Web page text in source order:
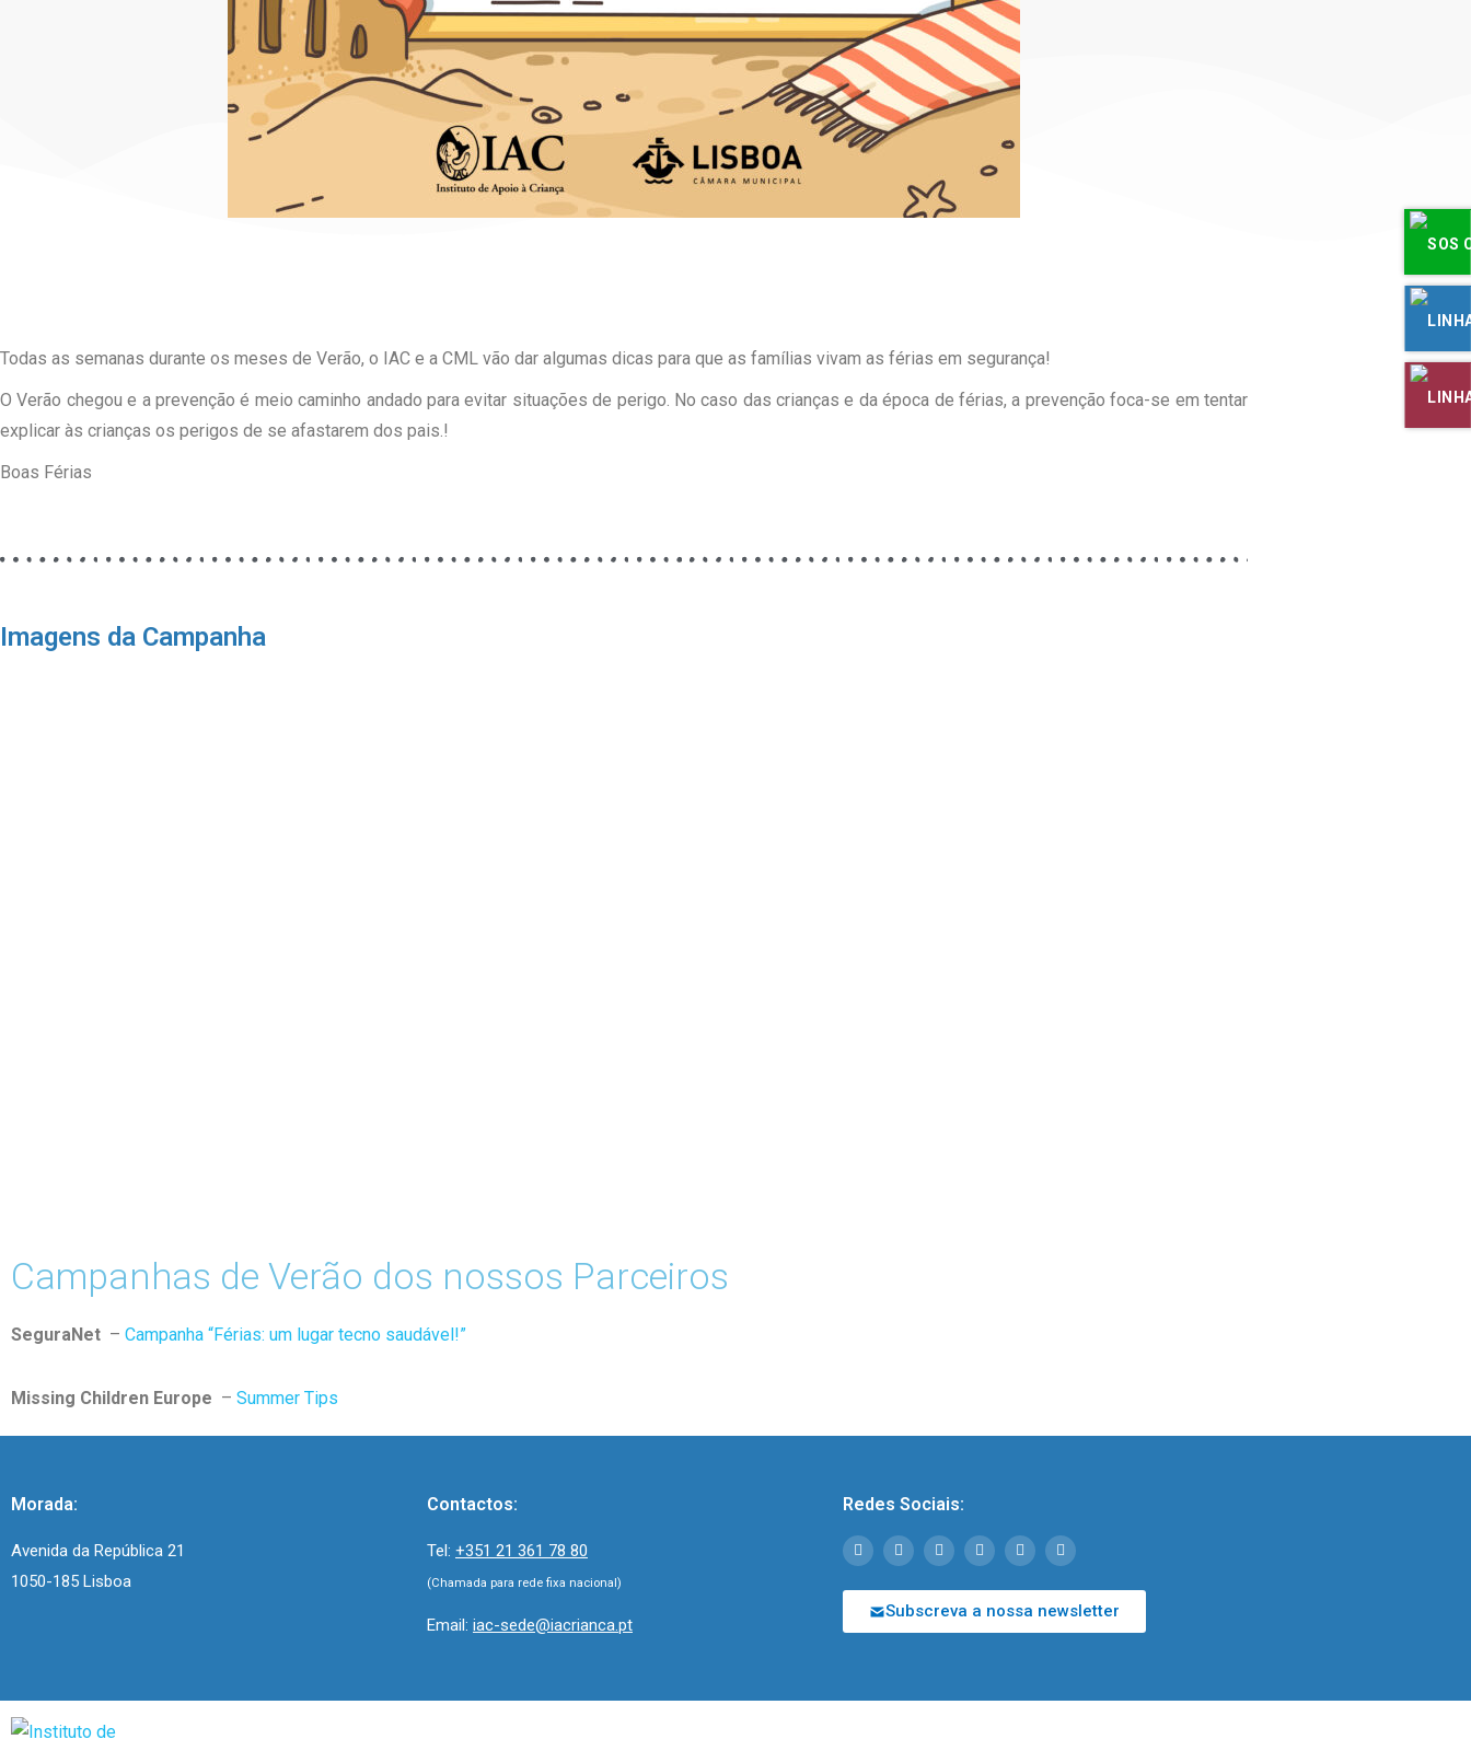
Todas as semanas durante os meses de Verão, o IAC e a CML vão dar algumas dicas para que as famílias vivam as férias em segurança!⁠
O Verão chegou e a prevenção é meio caminho andado para evitar situações de perigo. No caso das crianças e da época de férias, a prevenção foca-se em tentar
explicar às crianças os perigos de se afastarem dos pais.⁠!⁠
Boas Férias
Imagens da Campanha
Campanhas de Verão dos nossos Parceiros
SeguraNet – Campanha “Férias: um lugar tecno saudável!”
Missing Children Europe – Summer Tips
Morada:
Avenida da República 21
1050-185 Lisboa
Contactos:
Tel: +351 21 361 78 80
(Chamada para rede fixa nacional)
Email: iac-sede@iacrianca.pt
Redes Sociais:
Subscreva a nossa newsletter